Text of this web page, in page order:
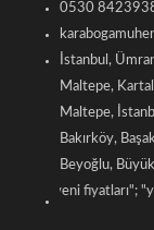
0530
İstanbul,
Maltepe,
Maltepe,
Bakırköy,
Beyoğlu,
"; "yangın